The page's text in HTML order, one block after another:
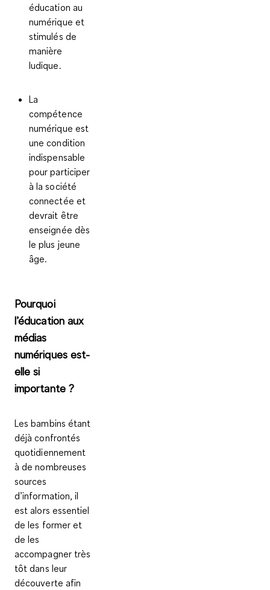
éducation au
numérique et
stimulés de
manière
ludique.
La
compétence
numérique est
une condition
indispensable
pour participer
à la société
connectée et
devrait être
enseignée dès
le plus jeune
âge.
Pourquoi
l’éducation aux
médias
numériques est-
elle si
importante ?
Les bambins étant
déjà confrontés
quotidiennement
à de nombreuses
sources
d’information, il
est alors essentiel
de les former et
de les
accompagner très
tôt dans leur
découverte afin